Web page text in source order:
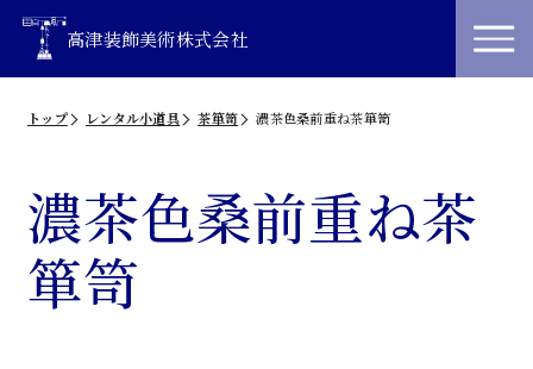
高津装飾美術株式会社
トップ レンタル小道具 茶箪笥 濃茶色桑前重ね茶箪笥
濃茶色桑前重ね茶
箪笥